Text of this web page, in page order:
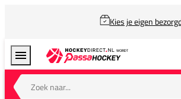
Kies je eigen
Zoek naar...